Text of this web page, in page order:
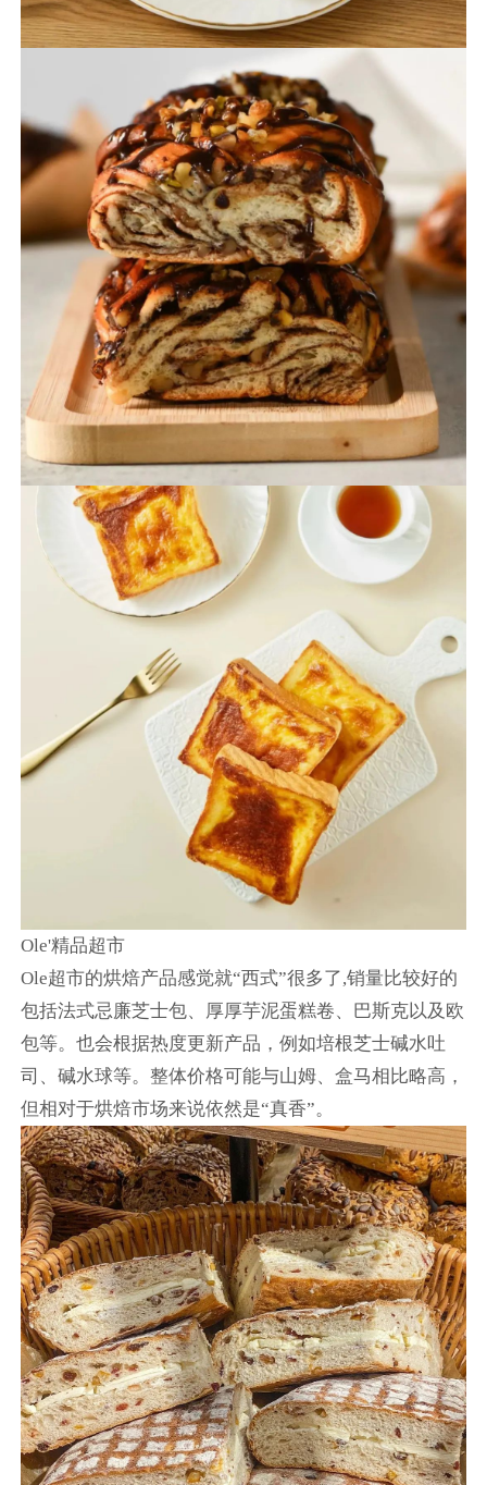
Ole'精品超市
Ole超市的烘焙产品感觉就“西式”很多了,销量比较好的
包括法式忌廉芝士包、厚厚芋泥蛋糕卷、巴斯克以及欧
包等。也会根据热度更新产品，例如培根芝士碱水吐
司、碱水球等。整体价格可能与山姆、盒马相比略高，
但相对于烘焙市场来说依然是“真香”。